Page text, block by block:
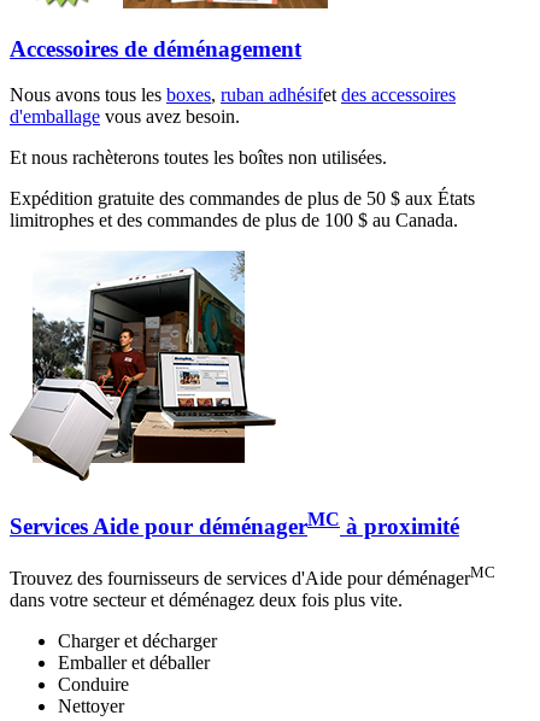
Accessoires de déménagement
Nous avons tous les boxes, ruban adhésifet des accessoires
d'emballage vous avez besoin.
Et nous rachèterons toutes les boîtes non utilisées.
Expédition gratuite des commandes de plus de 50 $ aux États
limitrophes et des commandes de plus de 100 $ au Canada.
Services Aide pour déménagerMC à proximité
Trouvez des fournisseurs de services d'Aide pour déménagerMC
dans votre secteur et déménagez deux fois plus vite.
Charger et décharger
Emballer et déballer
Conduire
Nettoyer